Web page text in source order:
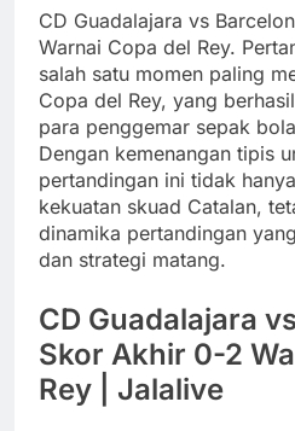
CD Guadalajara vs
Warnai Copa del Rey.
salah satu momen paling
Copa del Rey, yang
para penggemar sepak
Dengan kemenangan tipis
pertandingan ini tidak
kekuatan skuad Catalan,
dinamika pertandingan
dan strategi matang.
CD Guadalajara
Skor Akhir 0-2
Rey | Jalalive